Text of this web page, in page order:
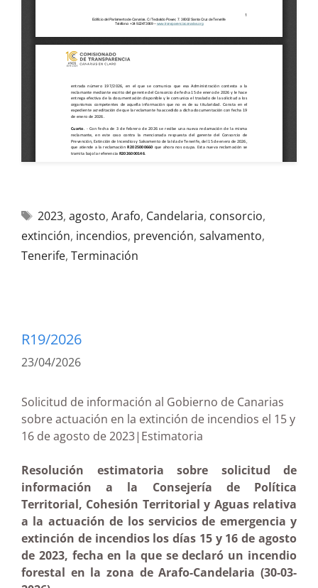
2023, agosto, Arafo, Candelaria, consorcio,
extinción, incendios, prevención, salvamento,
Tenerife, Terminación
R19/2026
23/04/2026
Solicitud de información al Gobierno de Canarias
sobre actuación en la extinción de incendios el 15 y
16 de agosto de 2023|Estimatoria
Resolución estimatoria sobre solicitud de
información a la Consejería de Política
Territorial, Cohesión Territorial y Aguas relativa
a la actuación de los servicios de emergencia y
extinción de incendios los días 15 y 16 de agosto
de 2023, fecha en la que se declaró un incendio
forestal en la zona de Arafo-Candelaria (30-03-